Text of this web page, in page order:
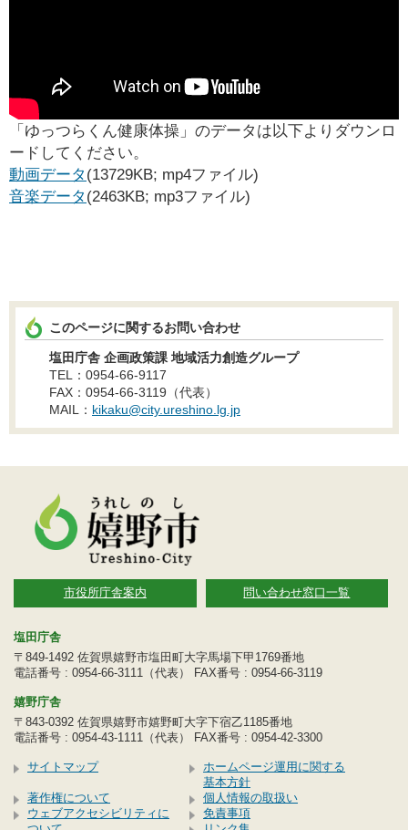
「ゆっつらくん健康体操」のデータは以下よりダウンロ
ードしてください。
動画データ (13729KB; mp4ファイル)
音楽データ (2463KB; mp3ファイル)
このページに関するお問い合わせ
塩田庁舎 企画政策課 地域活力創造グループ
TEL：0954-66-9117
FAX：0954-66-3119（代表）
MAIL： kikaku@city.ureshino.lg.jp
市役所庁舎案内 問い合わせ窓口一覧
塩田庁舎
〒849-1492 佐賀県嬉野市塩田町大字馬場下甲1769番地
電話番号 : 0954-66-3111（代表） FAX番号 : 0954-66-3119
嬉野庁舎
〒843-0392 佐賀県嬉野市嬉野町大字下宿乙1185番地
電話番号 : 0954-43-1111（代表） FAX番号 : 0954-42-3300
サイトマップ
ホームページ運用に関する
基本方針
著作権について
個人情報の取扱い
ウェブアクセシビリティに
免責事項